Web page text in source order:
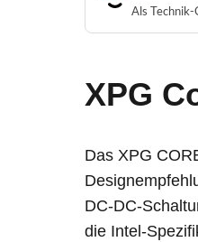
Als
XPG
Das XPG
DC-DC-
die Intel-